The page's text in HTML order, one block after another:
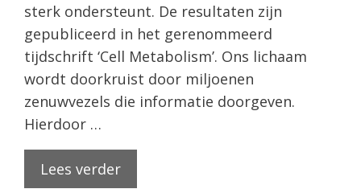
sterk ondersteunt. De resultaten zijn
gepubliceerd in het gerenommeerd
tijdschrift ‘Cell Metabolism’. Ons lichaam
wordt doorkruist door miljoenen
zenuwvezels die informatie doorgeven.
Hierdoor …
Lees verder